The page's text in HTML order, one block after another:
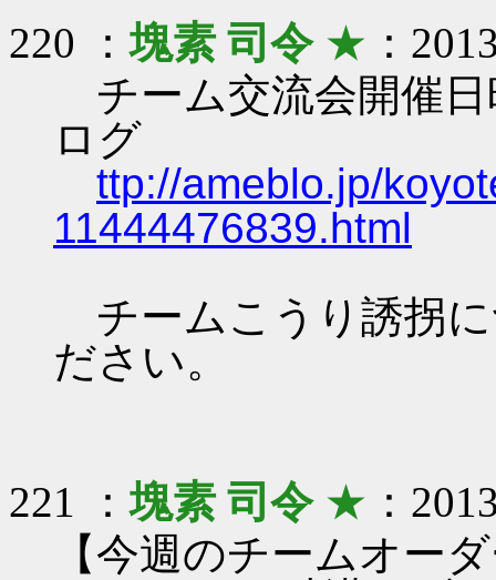
220 ：塊素 司令★ ：
チーム交流会開催日
ログ
ttp://ameblo.jp/
11444476839.html
チームこうり誘拐
ださい。
221 ：塊素 司令★ ：
【今週のチームオー